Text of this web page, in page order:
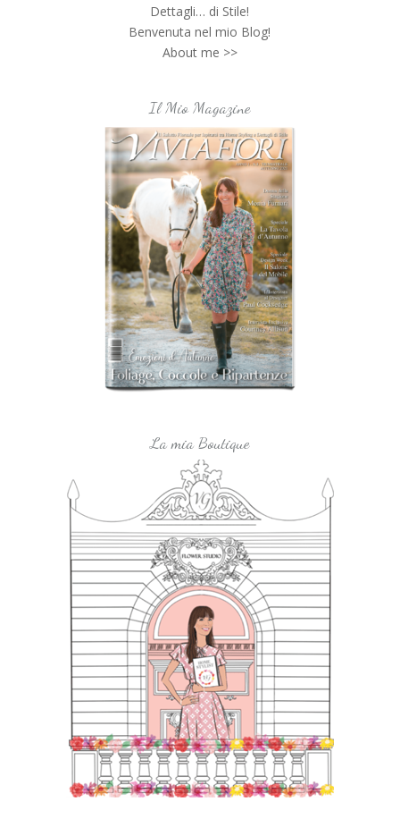
Dettagli… di Stile!
Benvenuta nel mio Blog!
About me >>
Il Mio Magazine
La mia Boutique